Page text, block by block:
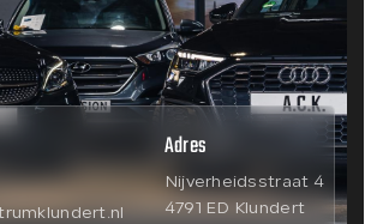
Adres
Nijverheidsstraat 4
4791 ED Klundert